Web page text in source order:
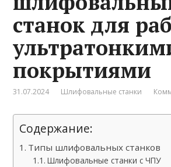
станок для
покрытиями
31.07.2024 Шлифовальные станки
Содержание:
Типы шлифовальных станков
Шлифовальные станки с ЧПУ